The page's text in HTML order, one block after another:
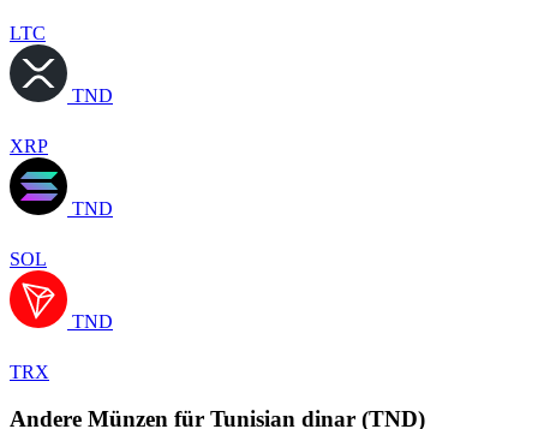
LTC
TND
XRP
TND
SOL
TND
TRX
Andere Münzen für Tunisian dinar (TND)